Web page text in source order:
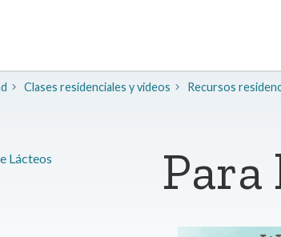
Clases residenciales y videos Recursos
Para
Lácteos